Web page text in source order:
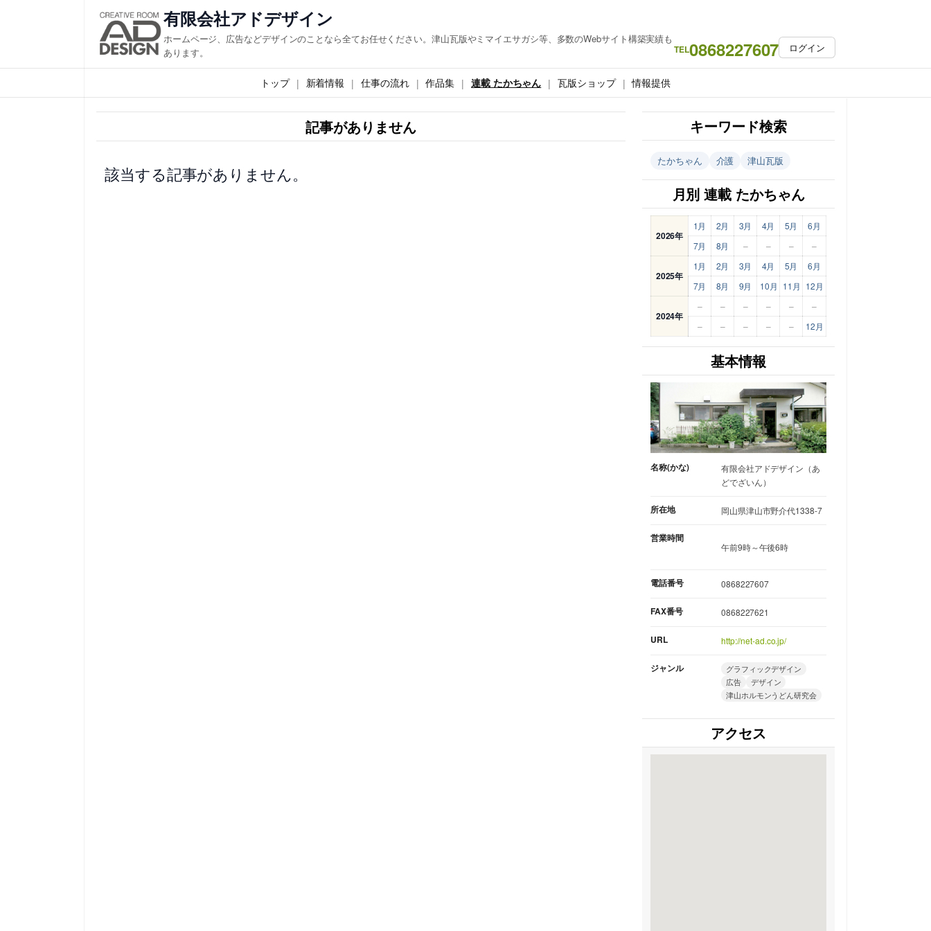
ス
キ
有限会社アドデザイン
ホームページ、広告などデザインのことなら全てお任せください。津山瓦版やミマイエサガシ等、多数のWebサイト構築実績も
あります。
TEL0868227607 ログイン
トップ 新着情報 仕事の流れ 作品集 連載 たかちゃん 瓦版ショップ 情報提供
記事がありません
該当する記事がありません。
キーワード検索
たかちゃん 介護 津山瓦版
月別 連載 たかちゃん
2026年
1月 2月 3月 4月 5月
6月
7月
8月 – – – –
2025年
1月 2月 3月 4月 5月
6月
7月
8月 9月 10月 11月 12月
2024年
– – – – –
–
–
– – – – 12月
基本情報
名称(かな)
有限会社アドデザイン（あ
どでざいん）
所在地 岡山県津山市野介代1338-7
営業時間
午前9時～午後6時
電話番号 0868227607
FAX番号 0868227621
URL http://net-ad.co.jp/
ジャンル
グラフィックデザイン
広告
デザイン
津山ホルモンうどん研究会
アクセス